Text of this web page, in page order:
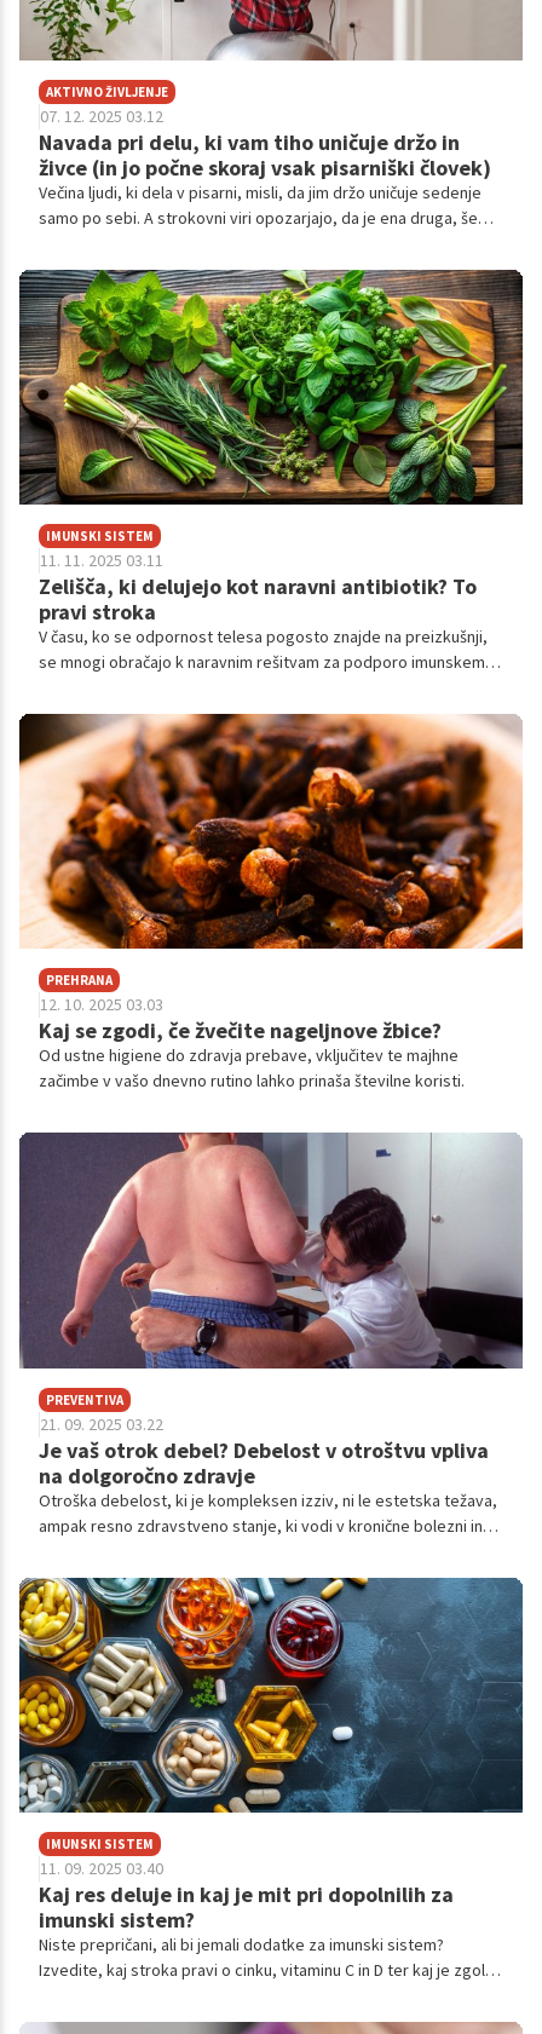
AKTIVNO ŽIVLJENJE
07. 12. 2025 03.12
Navada pri delu, ki vam tiho uničuje držo in
živce (in jo počne skoraj vsak pisarniški človek)
Večina ljudi, ki dela v pisarni, misli, da jim držo uničuje sedenje
samo po sebi. A strokovni viri opozarjajo, da je ena druga, še
živčni sistem in koncentracijo.
IMUNSKI SISTEM
11. 11. 2025 03.11
Zelišča, ki delujejo kot naravni antibiotik? To
pravi stroka
V času, ko se odpornost telesa pogosto znajde na preizkušnji,
se mnogi obračajo k naravnim rešitvam za podporo imunskemu
PREHRANA
12. 10. 2025 03.03
Kaj se zgodi, če žvečite nageljnove žbice?
Od ustne higiene do zdravja prebave, vključitev te majhne
začimbe v vašo dnevno rutino lahko prinaša številne koristi.
PREVENTIVA
21. 09. 2025 03.22
Je vaš otrok debel? Debelost v otroštvu vpliva
na dolgoročno zdravje
Otroška debelost, ki je kompleksen izziv, ni le estetska težava,
ampak resno zdravstveno stanje, ki vodi v kronične bolezni in
zajema prehrano, aktivnost in spopadanje s stresom.
IMUNSKI SISTEM
11. 09. 2025 03.40
Kaj res deluje in kaj je mit pri dopolnilih za
imunski sistem?
Niste prepričani, ali bi jemali dodatke za imunski sistem?
Izvedite, kaj stroka pravi o cinku, vitaminu C in D ter kaj je zgolj
staviti na naravne strategije za krepitev odpornosti.